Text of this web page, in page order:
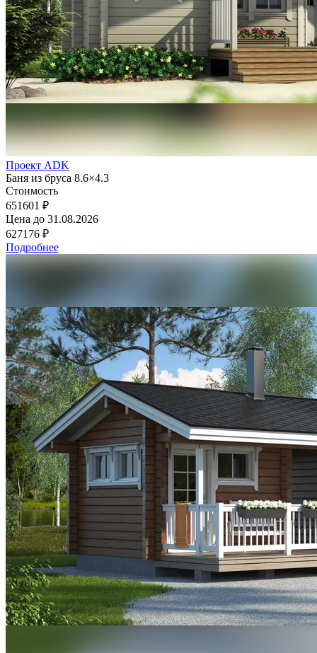
Проект ADK
Баня из бруса 8.6×4.3
Стоимость
651601 ₽
Цена до 31.08.2026
627176 ₽
Подробнее